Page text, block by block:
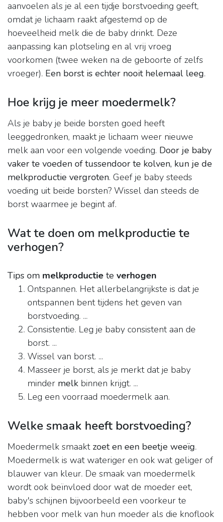
aanvoelen als je al een tijdje borstvoeding geeft,
omdat je lichaam raakt afgestemd op de
hoeveelheid melk die de baby drinkt. Deze
aanpassing kan plotseling en al vrij vroeg
voorkomen (twee weken na de geboorte of zelfs
vroeger). Een borst is echter nooit helemaal leeg.
Hoe krijg je meer moedermelk?
Als je baby je beide borsten goed heeft
leeggedronken, maakt je lichaam weer nieuwe
melk aan voor een volgende voeding. Door je baby
vaker te voeden of tussendoor te kolven, kun je de
melkproductie vergroten. Geef je baby steeds
voeding uit beide borsten? Wissel dan steeds de
borst waarmee je begint af.
Wat te doen om melkproductie te
verhogen?
Tips om melkproductie te verhogen
Ontspannen. Het allerbelangrijkste is dat je
ontspannen bent tijdens het geven van
borstvoeding. ...
Consistentie. Leg je baby consistent aan de
borst. ...
Wissel van borst. ...
Masseer je borst, als je merkt dat je baby
minder melk binnen krijgt. ...
Leg een voorraad moedermelk aan.
Welke smaak heeft borstvoeding?
Moedermelk smaakt zoet en een beetje weeïg.
Moedermelk is wat wateriger en ook wat geliger of
blauwer van kleur. De smaak van moedermelk
wordt ook beïnvloed door wat de moeder eet,
baby's schijnen bijvoorbeeld een voorkeur te
hebben voor melk van hun moeder als die knoflook